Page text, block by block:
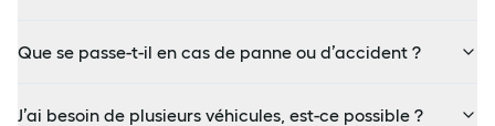
Que se passe-t-il en cas de panne ou d’accident ?
J’ai besoin de plusieurs véhicules, est-ce possible ?